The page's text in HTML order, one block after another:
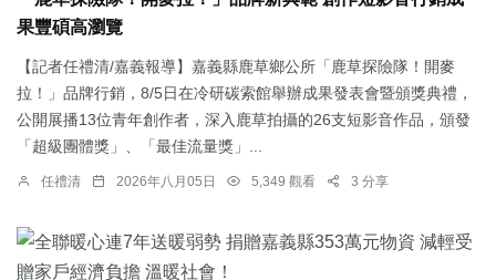
果豐碩高瀏覽
【記者任禮清/嘉義報導】嘉義縣鹿草鄉公所「鹿草探險隊！開麥
拉！」品牌行銷，8/5日在冷研碳索館舉辦成果發表會暨頒獎典禮，
公開展播13位青年創作者，深入鹿草拍攝的26支短影音作品，頒發
「超級團體獎」、「最佳流量獎」...
任禮清 2026年八月05日 5,349 觀看 3 分享